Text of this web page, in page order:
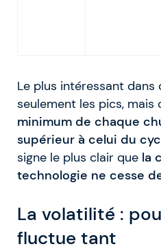
Le plus intéressant dans
seulement les pics, mais
minimum de chaque
supérieur à celui du
signe le plus clair que la
technologie ne cesse
La volatilité :
fluctue tant